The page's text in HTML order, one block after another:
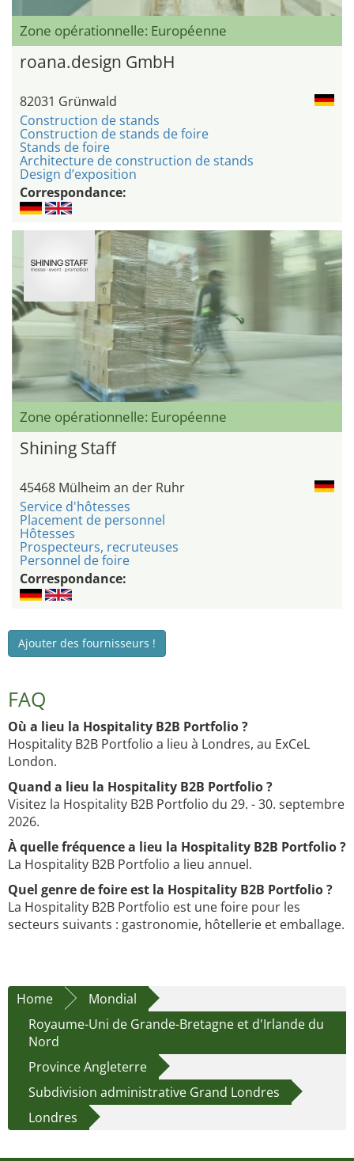
Zone opérationnelle: Européenne
roana.design GmbH
82031 Grünwald
Construction de stands
Construction de stands de foire
Stands de foire
Architecture de construction de stands
Design d’exposition
Correspondance:
Zone opérationnelle: Européenne
Shining Staff
45468 Mülheim an der Ruhr
Service d'hôtesses
Placement de personnel
Hôtesses
Prospecteurs, recruteuses
Personnel de foire
Correspondance:
Ajouter des fournisseurs !
FAQ
Où a lieu la Hospitality B2B Portfolio ?
Hospitality B2B Portfolio a lieu à Londres, au ExCeL
London.
Quand a lieu la Hospitality B2B Portfolio ?
Visitez la Hospitality B2B Portfolio du 29. - 30. septembre
2026.
À quelle fréquence a lieu la Hospitality B2B Portfolio ?
La Hospitality B2B Portfolio a lieu annuel.
Quel genre de foire est la Hospitality B2B Portfolio ?
La Hospitality B2B Portfolio est une foire pour les
secteurs suivants : gastronomie, hôtellerie et emballage.
Home
Mondial
Royaume-Uni de Grande-Bretagne et d'Irlande du
Nord
Province Angleterre
Subdivision administrative Grand Londres
Londres